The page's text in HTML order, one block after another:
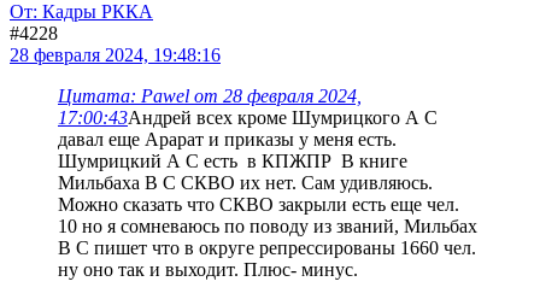
От: Кадры РККА
#4228
28 февраля 2024, 19:48:16
Цитата: Pawel от 28 февраля 2024,
17:00:43Андрей всех кроме Шумрицкого А С
давал еще Арарат и приказы у меня есть.
Шумрицкий А С есть в КПЖПР В книге
Мильбаха В С СКВО их нет. Сам удивляюсь.
Можно сказать что СКВО закрыли есть еще чел.
10 но я сомневаюсь по поводу из званий, Мильбах
В С пишет что в округе репрессированы 1660 чел.
ну оно так и выходит. Плюс- минус.